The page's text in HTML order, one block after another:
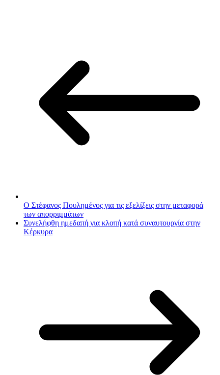
Ο Στέφανος Πουλημένος για τις εξελίξεις στην μεταφορά
των απορριμμάτων
Συνελήφθη ημεδαπή για κλοπή κατά συναυτουργία στην
Κέρκυρα